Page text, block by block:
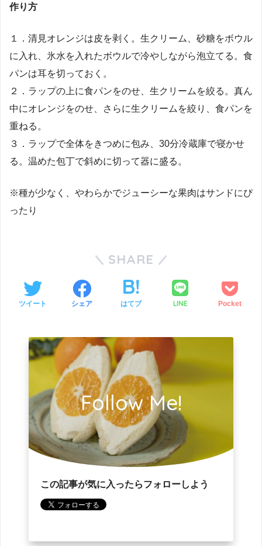
作り方
１．清見オレンジは皮を剥く。生クリーム、砂糖をボウル
に入れ、氷水を入れたボウルで冷やしながら泡立てる。食
パンは耳を切っておく。
２．ラップの上に食パンをのせ、生クリームを絞る。真ん
中にオレンジをのせ、さらに生クリームを絞り、食パンを
重ねる。
３．ラップで全体をきつめに包み、30分冷蔵庫で寝かせ
る。温めた包丁で斜めに切って器に盛る。
※種が少なく、やわらかでジューシーな果肉はサンドにぴ
ったり
SHARE
ツイート シェア はてブ LINE Pocket
Follow Me!
この記事が気に入ったらフォローしよう